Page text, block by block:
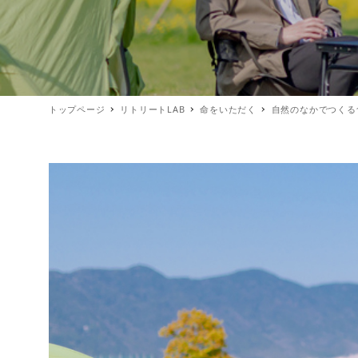
トップページ リトリートLAB 命をいただく 自然のなかでつく